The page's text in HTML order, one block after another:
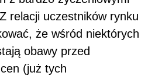
relacji uczestników rynku
że wśród niektórych
obawy przed
(już tych